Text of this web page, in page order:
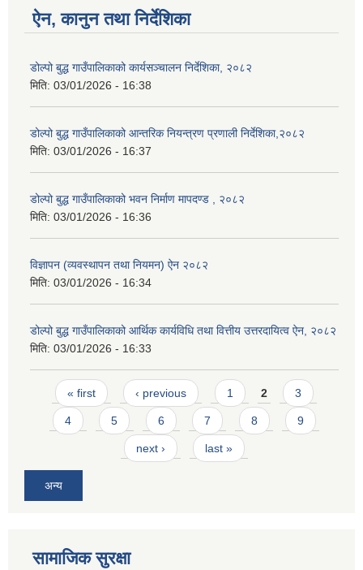
ऐन, कानुन तथा निर्देशिका
डोल्पो बुद्ध गाउँपालिकाको कार्यसञ्चालन निर्देशिका, २०८२
मिति: 03/01/2026 - 16:38
डोल्पो बुद्ध गाउँपालिकाको आन्तरिक नियन्त्रण प्रणाली निर्देशिका,२०८२
मिति: 03/01/2026 - 16:37
डोल्पो बुद्ध गाउँपालिकाको भवन निर्माण मापदण्ड , २०८२
मिति: 03/01/2026 - 16:36
विज्ञापन (व्यवस्थापन तथा नियमन) ऐन २०८२
मिति: 03/01/2026 - 16:34
डोल्पो बुद्ध गाउँपालिकाको आर्थिक कार्यविधि तथा वित्तीय उत्तरदायित्व ऐन, २०८२
मिति: 03/01/2026 - 16:33
Pages
« first ‹ previous 1 2 3
4 5 6 7 8 9
next › last »
अन्य
सामाजिक सुरक्षा